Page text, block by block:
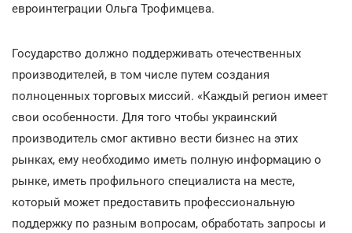
евроинтеграции Ольга Трофимцева.
Государство должно поддерживать отечественных
производителей, в том числе путем создания
полноценных торговых миссий. «Каждый регион имеет
свои особенности. Для того чтобы украинский
производитель смог активно вести бизнес на этих
рынках, ему необходимо иметь полную информацию о
рынке, иметь профильного специалиста на месте,
который может предоставить профессиональную
поддержку по разным вопросам, обработать запросы и